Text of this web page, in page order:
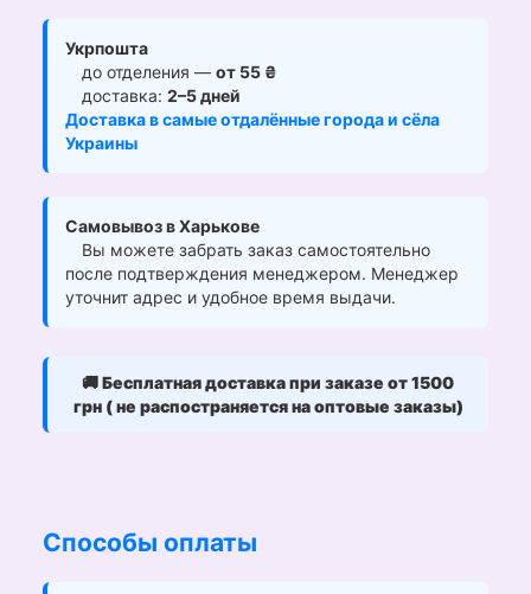
Укрпошта
до отделения — от 55 ₴
доставка: 2–5 дней
Доставка в самые отдалённые города и сёла
Украины
Самовывоз в Харькове
Вы можете забрать заказ самостоятельно
после подтверждения менеджером. Менеджер
уточнит адрес и удобное время выдачи.
🚚Бесплатная доставка при заказе от 1500
грн ( не распостраняется на оптовые заказы)
Способы оплаты